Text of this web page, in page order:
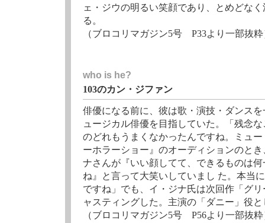
ェ・ジウの明るい笑顔であり、とめどな
る。
（ブロコリマガジン5号 P33より一部抜粋
who is he?
103のカン・ジファン
俳優になる前に、彼は歌・演技・ダンス
ュージカル俳優を目指していた。「残念
のどれもうまくなかったんですね。ミュ
ーホラーショー』のオーディションのと
ナさんが『いい顔してて、できるものは
ね』と言って大笑いしていまし た。本当
ですね」でも、イ・ジナ氏は次回作「グ
ャスティングした。主演の「ダニー」役と
（ブロコリマガジン5号 P56より一部抜粋